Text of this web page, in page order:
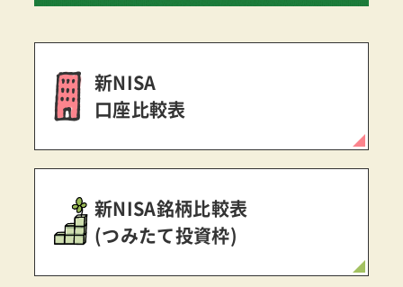
新NISA
口座比較表
新NISA銘柄比較表
(つみたて投資枠)